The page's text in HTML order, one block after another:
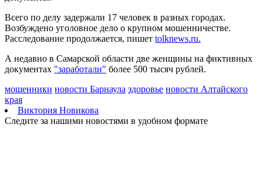
последствия непогоды
09.08.2026 | 19:12
Поваленные деревья и оборванные провода: Вячеслав
Федорищев рассказал о последствиях непогоды
09.08.2026 | 18:18
Пенсионерка из Ставропольского района потеряла 650 тысяч
рублей из-за аферистов
09.08.2026 | 16:40
Вернут деньги: мошенники обманули пенсионерку из Самары
на 950 тысяч рублей
09.08.2026 | 16:38
Всего по делу задержали 17 человек в разных городах.
Возбуждено уголовное дело о крупном мошенничестве.
Расследование продолжается, пишет tolknews.ru.
А недавно в Самарской области две женщины на фиктивных
документах "заработали" более 500 тысяч рублей.
мошенники новости Барнаула здоровье новости Алтайского
края
Виктория Новикова
Следите за нашими новостями в удобном формате